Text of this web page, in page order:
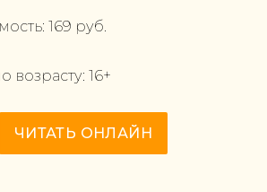
169 руб.
возрасту: 16+
ЧИТАТЬ ОНЛАЙН